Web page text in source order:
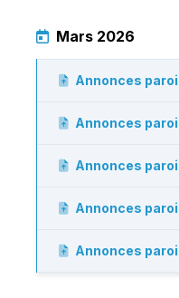
Mars 2026
Annonces
Annonces
Annonces
Annonces
Annonces